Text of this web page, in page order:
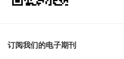
订阅我们的电子期刊